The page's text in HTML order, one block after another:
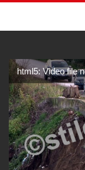
html5: Video file